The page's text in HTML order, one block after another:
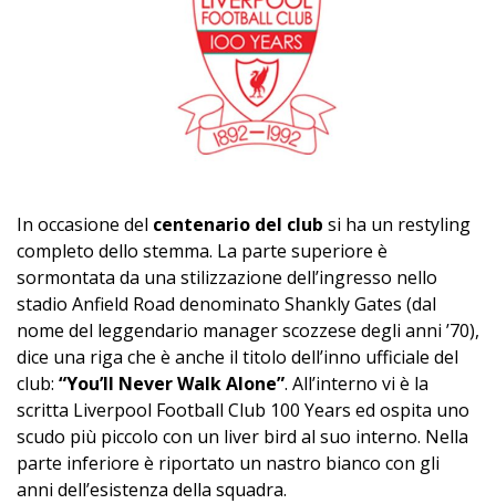
In occasione del centenario del club si ha un restyling
completo dello stemma. La parte superiore è
sormontata da una stilizzazione dell’ingresso nello
stadio Anfield Road denominato Shankly Gates (dal
nome del leggendario manager scozzese degli anni ’70),
dice una riga che è anche il titolo dell’inno ufficiale del
club: “You’ll Never Walk Alone”. All’interno vi è la
scritta Liverpool Football Club 100 Years ed ospita uno
scudo più piccolo con un liver bird al suo interno. Nella
parte inferiore è riportato un nastro bianco con gli
anni dell’esistenza della squadra.